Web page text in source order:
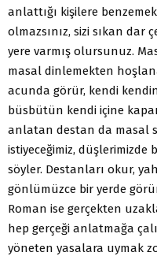
anlattığı kişilere
olmazsınız, sizi sıkan dar
yere varmış olursunuz.
masal dinlemekten
acunda görür, kendi
büsbütün kendi içine
anlatan destan da masal
istiyeceğimiz, düşlerimizde
söyler. Destanları okur,
gönlümüzce bir yerde
Roman ise gerçekten
hep gerçeği anlatmağa
yöneten yasalara uymak